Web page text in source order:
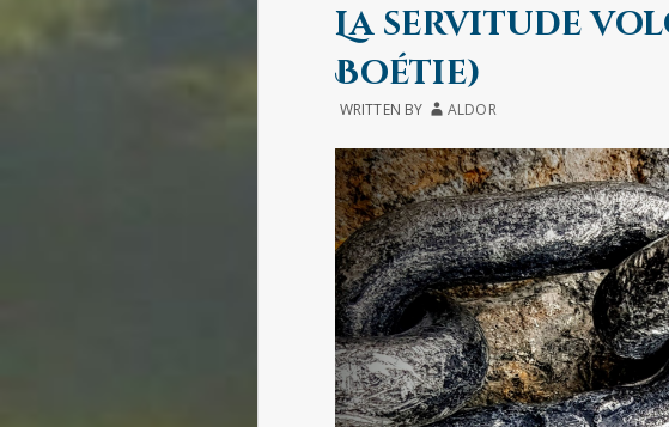
La servitude
Boétie)
WRITTEN BY ALDOR